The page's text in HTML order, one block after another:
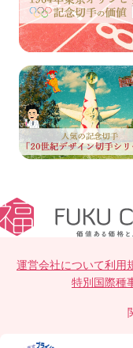
運営会社について利用
特別国際種